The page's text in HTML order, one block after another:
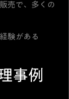
売で、多くの
験がある
事例